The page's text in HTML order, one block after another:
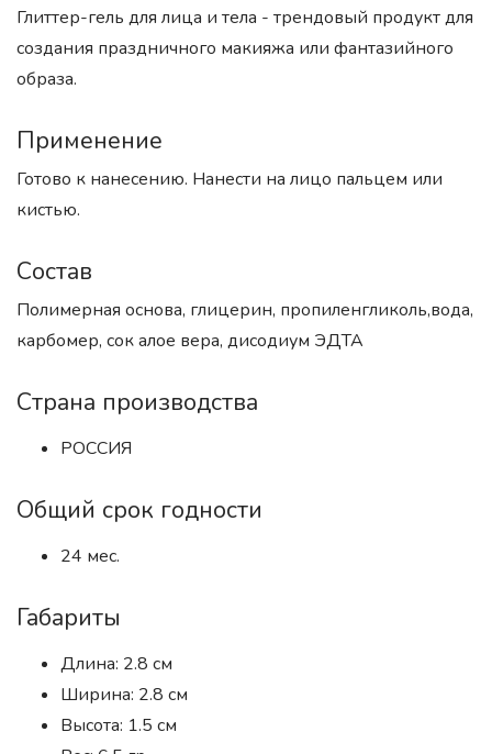
Глиттер-гель для лица и тела - трендовый продукт для
создания праздничного макияжа или фантазийного
образа.
Применение
Готово к нанесению. Нанести на лицо пальцем или
кистью.
Состав
Полимерная основа, глицерин, пропиленгликоль,вода,
карбомер, сок алое вера, дисодиум ЭДТА
Страна производства
РОССИЯ
Общий срок годности
24 мес.
Габариты
Длина: 2.8 см
Ширина: 2.8 см
Высота: 1.5 см